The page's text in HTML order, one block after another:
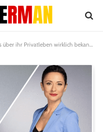
ihr Privatleben wirklich bekannt ist